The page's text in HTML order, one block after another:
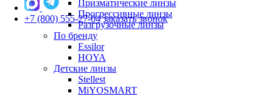
Призматические линзы
Прогрессивные линзы
Разгрузочные линзы
По бренду
Essilor
HOYA
Детские линзы
Stellest
MiYOSMART
+7 (800) 555-27-04 заказать звонок